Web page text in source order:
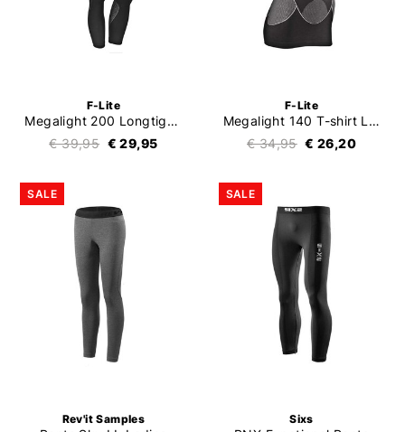
F-Lite
Megalight 200 Longtight Ladies
€ 39,95 € 29,95
F-Lite
Megalight 140 T-shirt Ladies
€ 34,95 € 26,20
SALE
Rev'it Samples
SALE
Sixs